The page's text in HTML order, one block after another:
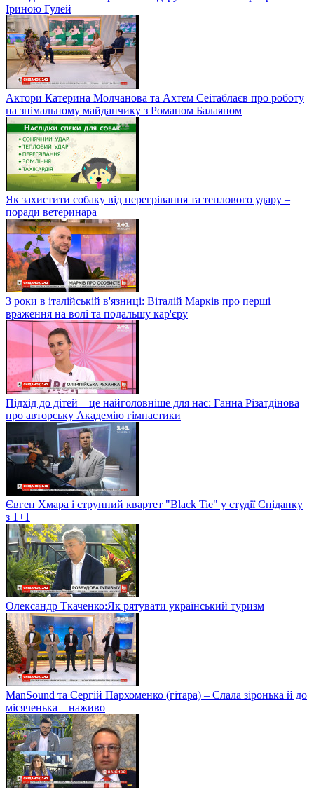
Іриною Гулей
Актори Катерина Молчанова та Ахтем Сеітаблаєв про роботу
на знімальному майданчику з Романом Балаяном
Як захистити собаку від перегрівання та теплового удару –
поради ветеринара
3 роки в італійській в'язниці: Віталій Марків про перші
враження на волі та подальшу кар'єру
Підхід до дітей – це найголовніше для нас: Ганна Різатдінова
про авторську Академію гімнастики
Євген Хмара і струнний квартет "Black Tie" у студії Сніданку
з 1+1
Олександр Ткаченко:Як рятувати український туризм
ManSound та Сергій Пархоменко (гітара) – Слала зіронька й до
місяченька – наживо